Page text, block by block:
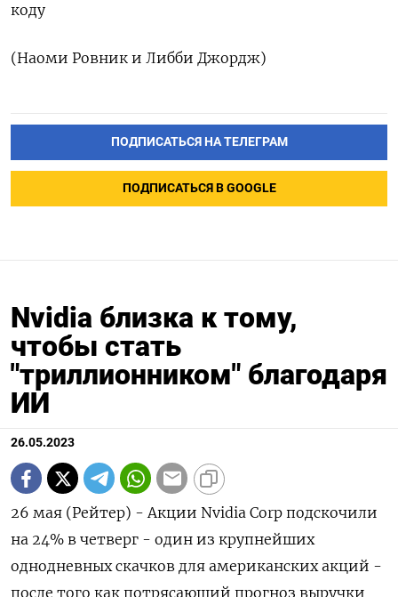
коду
(Наоми Ровник и Либби Джордж)
ПОДПИСАТЬСЯ НА ТЕЛЕГРАМ
ПОДПИСАТЬСЯ В GOOGLE
Nvidia близка к тому,
чтобы стать
"триллионником" благодаря
ИИ
26.05.2023
26 мая (Рейтер) - Акции Nvidia Corp подскочили
на 24% в четверг - один из крупнейших
однодневных скачков для американских акций -
после того как потрясающий прогноз выручки